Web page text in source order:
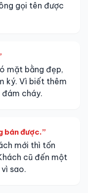
gọi tên được
mặt bằng đẹp,
ký. Vì biết thêm
cháy.
bán được.”
mới thì tốn
cũ đến một
sao.